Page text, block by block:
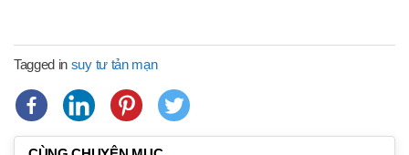
Tagged in suy tư tản mạn